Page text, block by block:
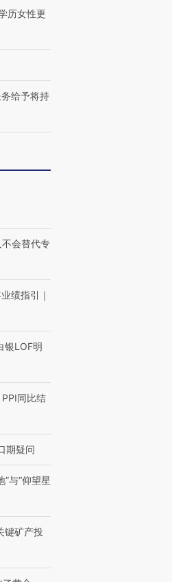
雨 3小时累计雨量超80毫
对
住三大增长引擎是什么？
历女性更
给予将持
会替代专
绩指引｜
银LOF明
同比结
期疑问
与“仰望星
键矿产投